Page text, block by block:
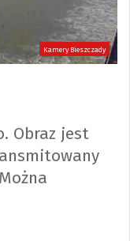
Kamery Bieszczady
Obraz jest